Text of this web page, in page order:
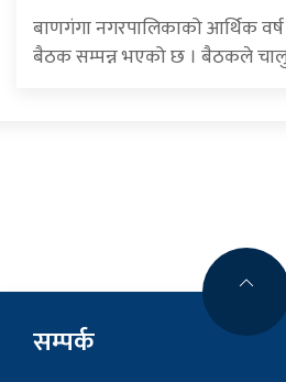
बाणगंगा नगरपालिकाको आर्थिक
बैठक सम्पन्न भएको छ । बैठकले
सम्पर्क